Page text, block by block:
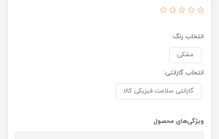
انتخاب رنگ:
مشکی
انتخاب گارانتی:
گارانتی سلامت فیزیکی کالا
ویژگی‌های محصول